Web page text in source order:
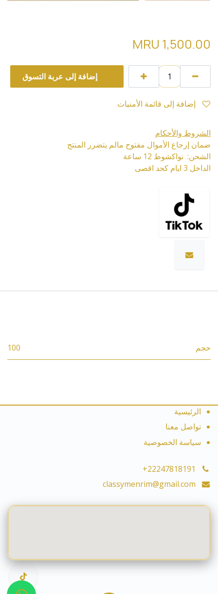
1,500.00
إضافة إلى عربة التسوق
الشروط والأحكام
ضمان إرجاع الأموال مفتوح مالم يتضرر المنتج
الشحن: نواكشوط 12 ساعة
الداخل 3 ايام كحد اقصى
حجم 100
الرئيسية
تواصل معنا
سياسة الخصوصية
+22247818191
classymenrim@gmail.com